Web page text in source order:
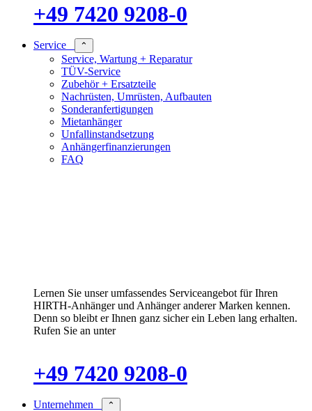
+49 7420 9208-0
Service ⌃
Service, Wartung + Reparatur
TÜV-Service
Zubehör + Ersatzteile
Nachrüsten, Umrüsten, Aufbauten
Sonderanfertigungen
Mietanhänger
Unfallinstandsetzung
Anhängerfinanzierungen
FAQ
Lernen Sie unser umfassendes Serviceangebot für Ihren
HIRTH-Anhänger und Anhänger anderer Marken kennen.
Denn so bleibt er Ihnen ganz sicher ein Leben lang erhalten.
Rufen Sie an unter
+49 7420 9208-0
Unternehmen ⌃